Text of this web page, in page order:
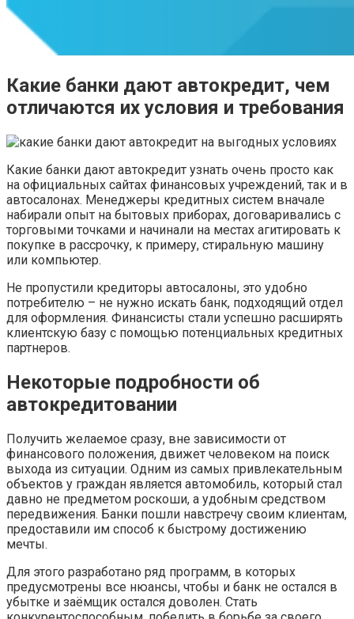
Какие банки дают автокредит, чем
отличаются их условия и требования
Какие банки дают автокредит узнать очень просто как
на официальных сайтах финансовых учреждений, так и в
автосалонах. Менеджеры кредитных систем вначале
набирали опыт на бытовых приборах, договаривались с
торговыми точками и начинали на местах агитировать к
покупке в рассрочку, к примеру, стиральную машину
или компьютер.
Не пропустили кредиторы автосалоны, это удобно
потребителю – не нужно искать банк, подходящий отдел
для оформления. Финансисты стали успешно расширять
клиентскую базу с помощью потенциальных кредитных
партнеров.
Некоторые подробности об
автокредитовании
Получить желаемое сразу, вне зависимости от
финансового положения, движет человеком на поиск
выхода из ситуации. Одним из самых привлекательным
объектов у граждан является автомобиль, который стал
давно не предметом роскоши, а удобным средством
передвижения. Банки пошли навстречу своим клиентам,
предоставили им способ к быстрому достижению
мечты.
Для этого разработано ряд программ, в которых
предусмотрены все нюансы, чтобы и банк не остался в
убытке и заёмщик остался доволен. Стать